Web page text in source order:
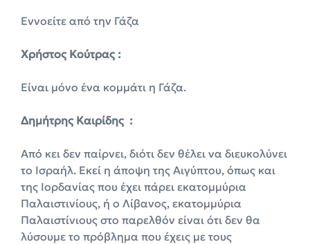
Εννοείτε από την Γάζα
Χρήστος Κούτρας :
Είναι μόνο ένα κομμάτι η Γάζα.
Δημήτρης Καιρίδης :
Από κει δεν παίρνει, διότι δεν θέλει να διευκολύνει
το Ισραήλ. Εκεί η άποψη της Αιγύπτου, όπως και
της Ιορδανίας που έχει πάρει εκατομμύρια
Παλαιστινίους, ή ο Λίβανος, εκατομμύρια
Παλαιστίνιους στο παρελθόν είναι ότι δεν θα
λύσουμε το πρόβλημα που έχεις με τους